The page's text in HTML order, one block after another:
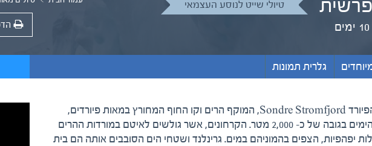
טיולי שייט לנוסע העצמאי
גלרית תמונות
עשרה ימים של מסע ימי למערב גרינלנד, מלב הפיורד Sondre Stromfjord, המוקף הרים וקו החוף המחורץ במאות פיורדים,
כשברקע תפאורה מרהיבה בדמות הצוקים המדהימים בגובה של כ- 2,000 מטר. הקרחונים, אשר גולשים לאיטם במורדות ההרים
יפהפיות, הצפים בהמוניהם במים. גרינלנד ושטחי הים הסובבים אותה הם בית